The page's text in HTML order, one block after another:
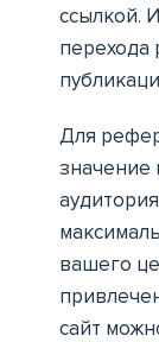
ссылкой.
Для
значение
вашего
сайт